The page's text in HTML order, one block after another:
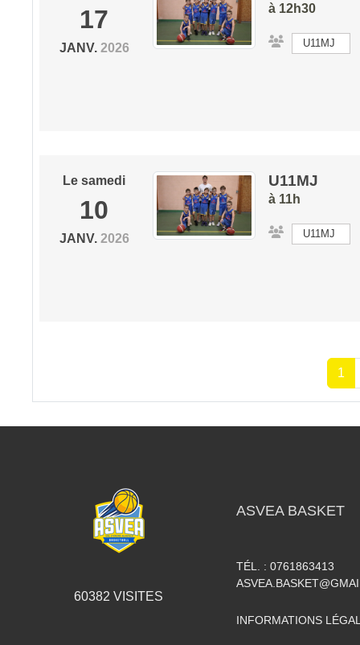
17
JANV. 2026
à 12h30
U11MJ
Lesamedi
10
JANV. 2026
U11MJ
à 11h
U11MJ
1
60382 VISITES
ASVEA BASKET
TÉL. : 0761863413
INFORMATIONS